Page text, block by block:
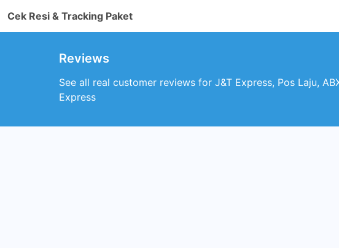
Cek Resi & Tracking Paket
Reviews
See all real customer reviews for J&T Express, Pos Laju,
Express